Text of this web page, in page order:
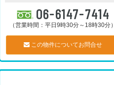
06-6147-7414
（営業時間：平日9時30分～18時30分）
この物件についてお問合せ